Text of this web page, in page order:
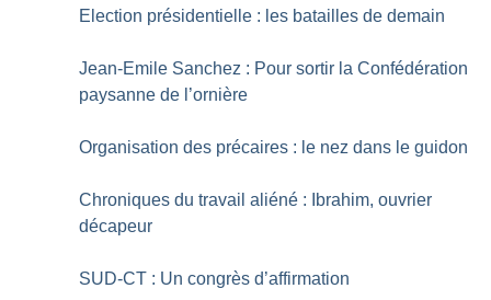
Election présidentielle : les batailles de demain
Jean-Emile Sanchez : Pour sortir la Confédération
paysanne de l’ornière
Organisation des précaires : le nez dans le guidon
Chroniques du travail aliéné : Ibrahim, ouvrier
décapeur
SUD-CT : Un congrès d’affirmation